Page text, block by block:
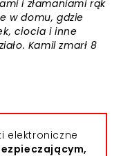
i złamaniami rąk
w domu, gdzie
ciocia i inne
Kamil zmarł 8
elektroniczne